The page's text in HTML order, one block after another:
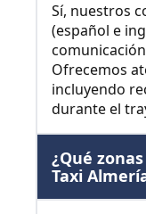
Sí, nuestros
(español e
Ofrecemos
incluyendo
durante el
¿Qué
Taxi